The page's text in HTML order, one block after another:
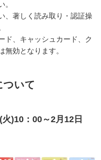
。
、著しく読み取り・認証操
ド、キャッシュカード、ク
無効となります。
ついて
火)10：00～2月12日